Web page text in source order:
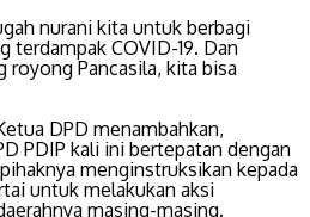
nurani kita untuk berbagi
terdampak COVID-19. Dan
Pancasila, kita bisa
DPD menambahkan,
PDIP kali ini bertepatan dengan
menginstruksikan kepada
untuk melakukan aksi
masing-masing.